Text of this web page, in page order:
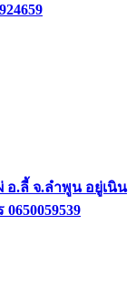
อ.ลี้ จ.ลำพูน อยู่เนิน